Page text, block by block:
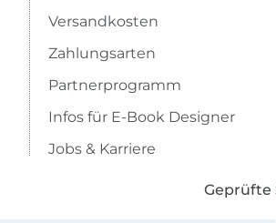
Versandkosten
Zahlungsarten
Partnerprogramm
Infos für E-Book Designer
Jobs & Karriere
Geprüfte